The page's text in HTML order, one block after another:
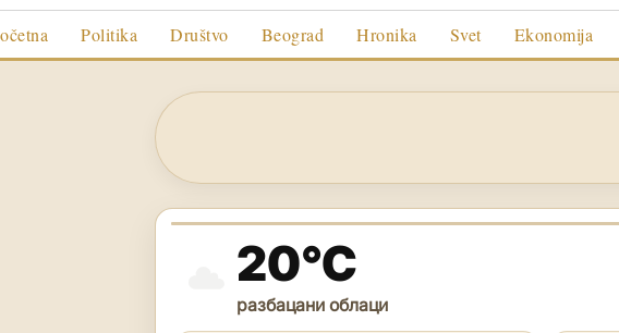
Politika Društvo Beograd Hronika Svet Ekonomija
20°C
разбацани облаци